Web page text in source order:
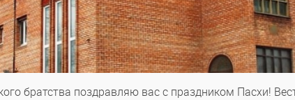
братства поздравляю вас с праздником Пасхи!